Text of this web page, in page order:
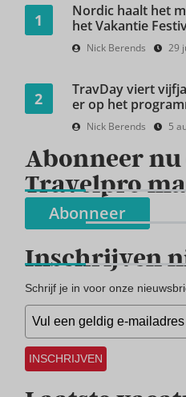
1
Nordic haalt het
het Vakantie
Nick Berends 29
2
TravDay viert
er op het
Nick Berends 5
Abonneer nu
Travelpro
Abonneer
Inschrijven
Schrijf je in voor onze
INSCHRIJVEN